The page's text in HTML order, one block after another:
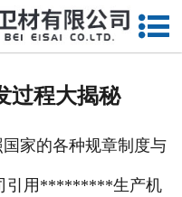
网站首页
过程大揭秘
家的各种规章制度与
引用*********生产机